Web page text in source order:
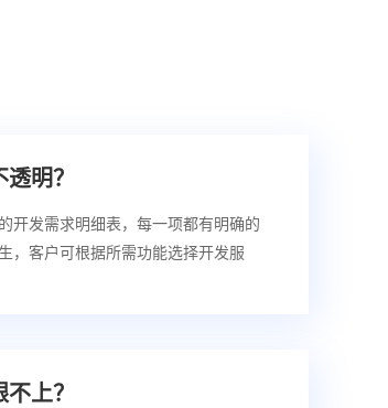
明？
开发需求明细表，每一项都有明确的
，客户可根据所需功能选择开发服
上？